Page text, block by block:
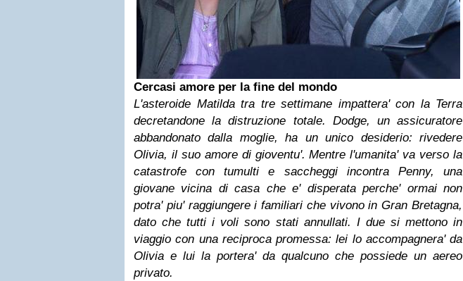
Cercasi amore per la fine del mondo
L'asteroide Matilda tra tre settimane impattera' con la Terra
decretandone la distruzione totale. Dodge, un assicuratore
abbandonato dalla moglie, ha un unico desiderio: rivedere
Olivia, il suo amore di gioventu'. Mentre l'umanita' va verso la
catastrofe con tumulti e saccheggi incontra Penny, una
giovane vicina di casa che e' disperata perche' ormai non
potra' piu' raggiungere i familiari che vivono in Gran Bretagna,
dato che tutti i voli sono stati annullati. I due si mettono in
viaggio con una reciproca promessa: lei lo accompagnera' da
Olivia e lui la portera' da qualcuno che possiede un aereo
privato.